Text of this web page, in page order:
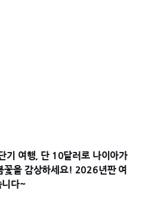
기 여행, 단 10달러로 나이아가
꽃을 감상하세요! 2026년판 여
니다~